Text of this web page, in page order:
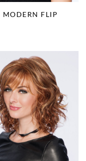
MODERN FLIP